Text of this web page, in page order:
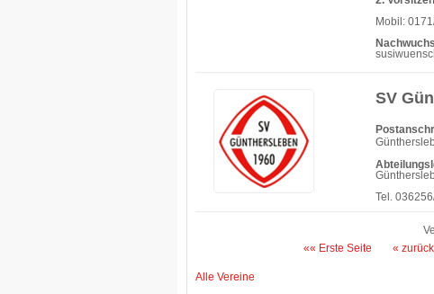
Mobil:
SV
Tel.
«« Erste Seite
« zurück
Alle Vereine